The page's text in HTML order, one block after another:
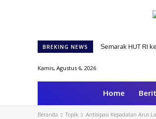
BREKING NEWS Semarak HUT RI
Kamis, Agustus 6, 2026
Home
Beranda Topik Antisipasi Kepadatan Arus